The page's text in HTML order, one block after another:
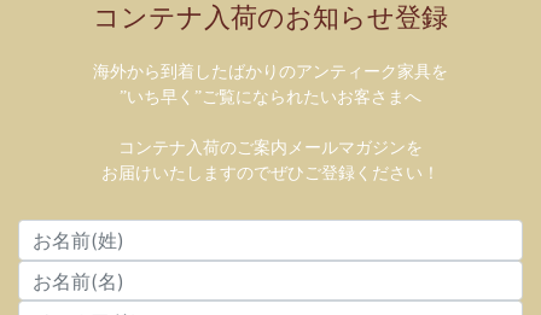
コンテナ入荷のお知らせ登録
海外から到着したばかりのアンティーク家具を
”いち早く”ご覧になられたいお客さまへ
コンテナ入荷のご案内メールマガジンを
お届けいたしますのでぜひご登録ください！